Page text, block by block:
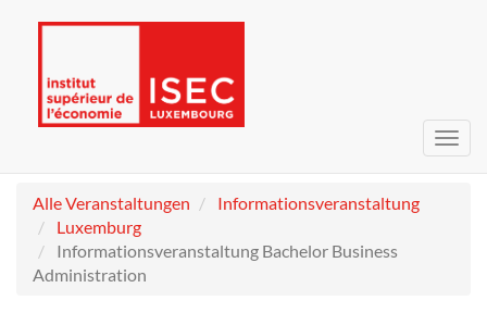
Alle Veranstaltungen
Informationsveranstaltung
Luxemburg
Informationsveranstaltung Bachelor Business
Administration